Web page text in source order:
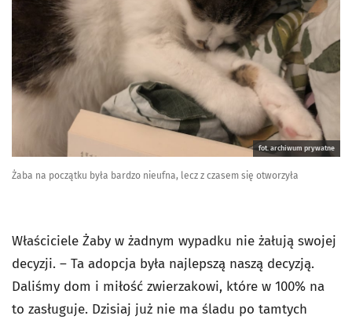
fot. archiwum prywatne
Żaba na początku była bardzo nieufna, lecz z czasem się otworzyła
Właściciele Żaby w żadnym wypadku nie żałują swojej
decyzji. – Ta adopcja była najlepszą naszą decyzją.
Daliśmy dom i miłość zwierzakowi, które w 100% na
to zasługuje. Dzisiaj już nie ma śladu po tamtych